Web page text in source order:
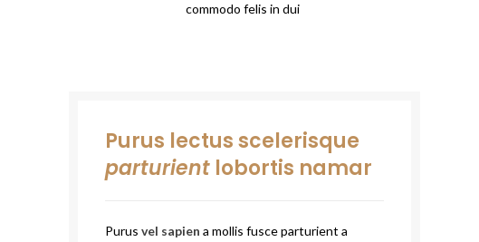
commodo felis in dui
Purus lectus scelerisque
parturient lobortis namar
Purus vel sapien a mollis fusce parturient a